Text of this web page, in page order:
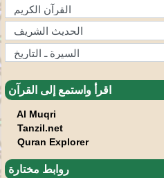
اقرأ واستمع إلى القرآن
Al Muqri
Tanzil.net
Quran Explorer
روابط مختارة